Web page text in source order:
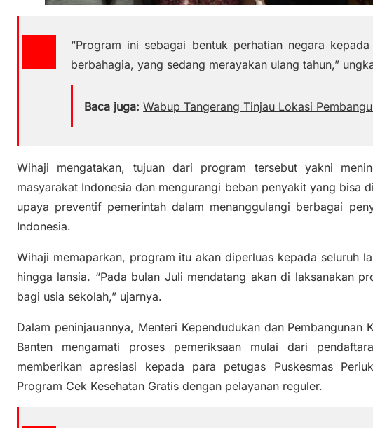
“Program ini sebagai bentuk perhatian negara
berbahagia, yang sedang merayakan ulang tahun,”
Baca juga: Wabup Tangerang Tinjau Lokasi
Wihaji mengatakan, tujuan dari program tersebut yakni
masyarakat Indonesia dan mengurangi beban penyakit yang bisa
upaya preventif pemerintah dalam menanggulangi berbagai
Indonesia.
Wihaji memaparkan, program itu akan diperluas kepada seluruh
hingga lansia. “Pada bulan Juli mendatang akan di laksanakan
bagi usia sekolah,” ujarnya.
Dalam peninjauannya, Menteri Kependudukan dan Pembangunan
Banten mengamati proses pemeriksaan mulai dari
memberikan apresiasi kepada para petugas Puskesmas
Program Cek Kesehatan Gratis dengan pelayanan reguler.